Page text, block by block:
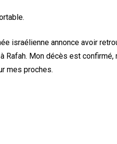
israélienne annonce avoir
Rafah. Mon décès est confirmé,
mes proches.